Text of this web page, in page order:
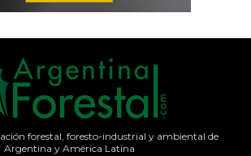
forestal, foresto-industrial y ambiental de
Argentina y América Latina